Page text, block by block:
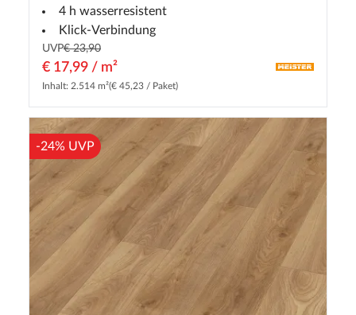
4 h wasserresistent
Klick-Verbindung
UVP€ 23,90
€ 17,99 / m²
Inhalt: 2.514 m²(€ 45,23 / Paket)
-24% UVP